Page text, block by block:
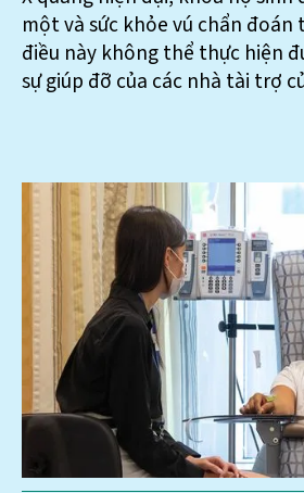
một và sức khỏe vú chẩn đoán
điều này không thể thực hiện
sự giúp đỡ của các nhà tài trợ